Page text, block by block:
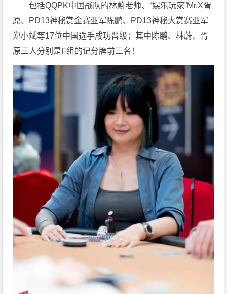
包括QQPK中国战队的林蔚老师、“娱乐玩家”Mr.X胥
原、PD13神秘赏金赛亚军陈鹏、PD13神秘大赏赛亚军
郑小斌等17位中国选手成功晋级；其中陈鹏、林蔚、胥
原三人分别是F组的记分牌前三名！